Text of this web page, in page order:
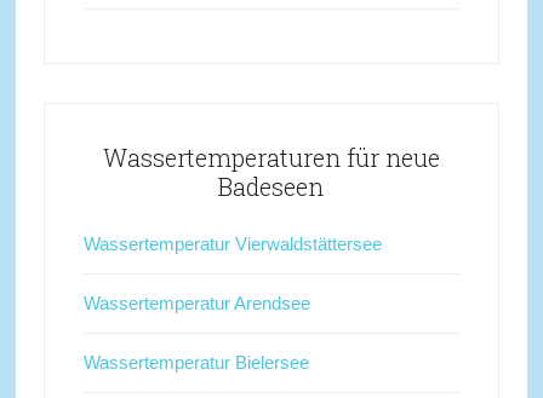
Wassertemperaturen für neue
Badeseen
Wassertemperatur Vierwaldstättersee
Wassertemperatur Arendsee
Wassertemperatur Bielersee